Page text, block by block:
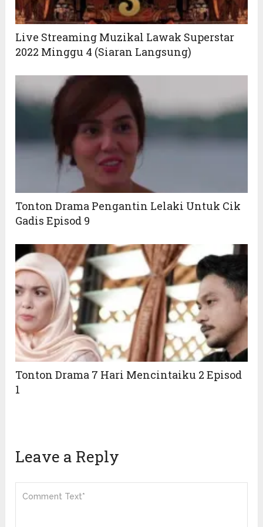
Live Streaming Muzikal Lawak Superstar
2022 Minggu 4 (Siaran Langsung)
Tonton Drama Pengantin Lelaki Untuk Cik
Gadis Episod 9
Tonton Drama 7 Hari Mencintaiku 2 Episod
1
Leave a Reply